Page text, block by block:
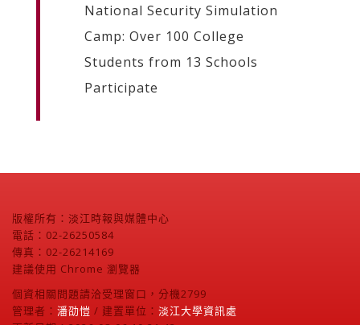
National Security Simulation
Camp: Over 100 College
Students from 13 Schools
Participate
版權所有：淡江時報與媒體中心
電話：02-26250584
傳真：02-26214169
建議使用 Chrome 瀏覽器
個資相關問題請洽受理窗口，分機2799
管理者： 潘劭愷 / 建置單位： 淡江大學資訊處